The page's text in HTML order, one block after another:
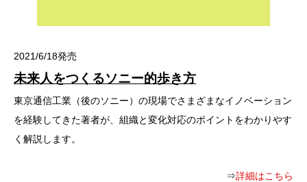
2021/6/18発売
未来人をつくるソニー的歩き方
東京通信工業（後のソニー）の現場でさまざまなイノベーション
を経験してきた著者が、組織と変化対応のポイントをわかりやす
く解説します。
⇒詳細はこちら